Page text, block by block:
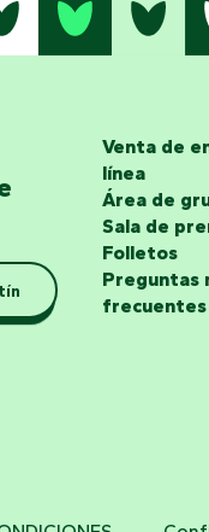
Venta de
línea
Área de
Sala de
Folletos
Preguntas
frecuentes